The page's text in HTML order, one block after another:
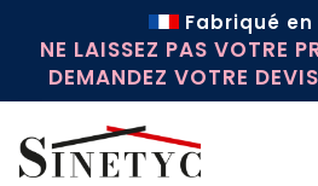
Fabriqué en
NE LAISSEZ PAS VOTRE
DEMANDEZ VOTRE